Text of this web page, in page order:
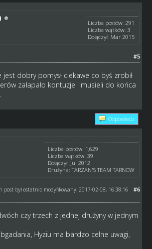
Liczba postów: 291
Liczba wątków: 3
Dołączył: Mar 2015
#5
jest dobry pomysł ciekawe co byś zrobił
załapało kontuzje i musieli do końca
Odpowiedz
Liczba postów: 1,629
Liczba wątków: 39
Dołączył: Jul 2012
Drużyna: TARZAN'S TEAM TARNOW
#6
post był ostatnio modyfikowany: 2017-02-08, 16:38:16
czy trzech z jednej drużyny w jednym
Hyziu ma bardzo celne uwagi,